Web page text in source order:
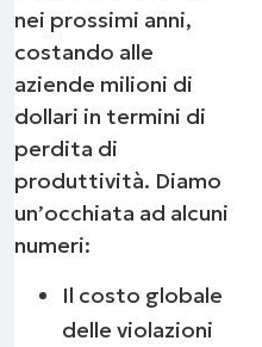
nei prossimi anni,
costando alle
aziende milioni di
dollari in termini di
perdita di
produttività. Diamo
un’occhiata ad alcuni
numeri:
Il costo globale
delle violazioni